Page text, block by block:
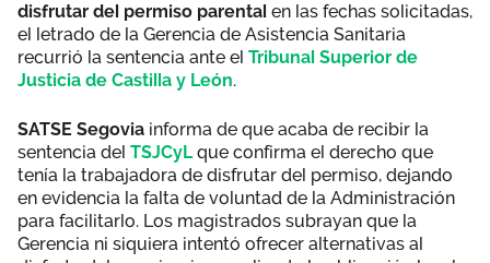
disfrutar del permiso parental en las fechas solicitadas,
el letrado de la Gerencia de Asistencia Sanitaria
recurrió la sentencia ante el Tribunal Superior de
Justicia de Castilla y León.
SATSE Segovia informa de que acaba de recibir la
sentencia del TSJCyLque confirma el derecho que
tenía la trabajadora de disfrutar del permiso, dejando
en evidencia la falta de voluntad de la Administración
para facilitarlo. Los magistrados subrayan que la
Gerencia ni siquiera intentó ofrecer alternativas al